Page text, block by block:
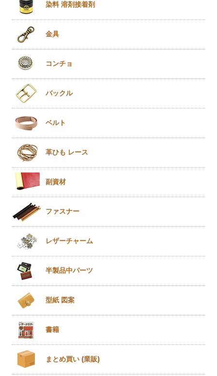
染料 溶剤接着剤
金具
コンチョ
バックル
ベルト
革ひも レース
副資材
ファスナー
レザーチャーム
半製品中パーツ
型紙 図案
書籍
まとめ買い (業販)